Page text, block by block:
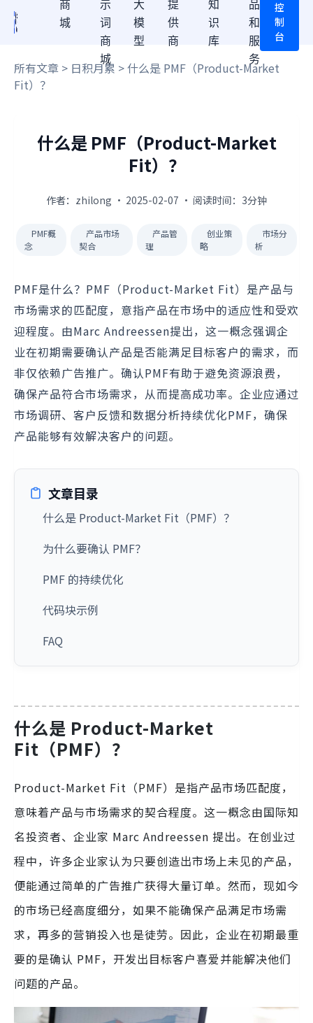
商
城
示
词
商
城
大
模
型
提
供
商
知
识
库
品
和
服
务
控
制
台
所有文章 > 日积月累 > 什么是 PMF（Product-Market
Fit）？
什么是 PMF（Product-Market
Fit）？
作者：zhilong · 2025-02-07 · 阅读时间：3分钟
PMF概
念
产品市场
契合
产品管
理
创业策
略
市场分
析
PMF是什么？PMF（Product-Market Fit）是产品与
市场需求的匹配度，意指产品在市场中的适应性和受欢
迎程度。由Marc Andreessen提出，这一概念强调企
业在初期需要确认产品是否能满足目标客户的需求，而
非仅依赖广告推广。确认PMF有助于避免资源浪费，
确保产品符合市场需求，从而提高成功率。企业应通过
市场调研、客户反馈和数据分析持续优化PMF，确保
产品能够有效解决客户的问题。
文章目录
什么是 Product-Market Fit（PMF）？
为什么要确认 PMF？
PMF 的持续优化
代码块示例
FAQ
什么是 Product-Market
Fit（PMF）？
Product-Market Fit（PMF）是指产品市场匹配度，
意味着产品与市场需求的契合程度。这一概念由国际知
名投资者、企业家 Marc Andreessen 提出。在创业过
程中，许多企业家认为只要创造出市场上未见的产品，
便能通过简单的广告推广获得大量订单。然而，现如今
的市场已经高度细分，如果不能确保产品满足市场需
求，再多的营销投入也是徒劳。因此，企业在初期最重
要的是确认 PMF，开发出目标客户喜爱并能解决他们
问题的产品。